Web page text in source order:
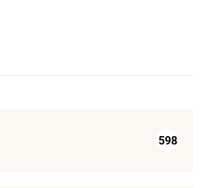
598